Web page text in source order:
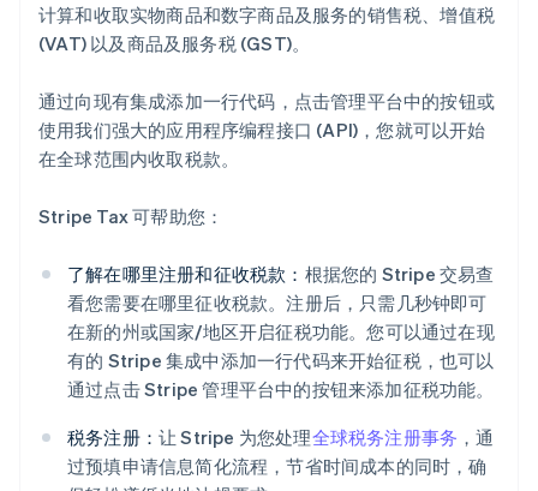
计算和收取实物商品和数字商品及服务的销售税、增值税
(VAT) 以及商品及服务税 (GST)。
通过向现有集成添加一行代码，点击管理平台中的按钮或
使用我们强大的应用程序编程接口 (API)，您就可以开始
在全球范围内收取税款。
Stripe Tax 可帮助您：
了解在哪里注册和征收税款： 根据您的 Stripe 交易查
看您需要在哪里征收税款。注册后，只需几秒钟即可
在新的州或国家/地区开启征税功能。您可以通过在现
有的 Stripe 集成中添加一行代码来开始征税，也可以
通过点击 Stripe 管理平台中的按钮来添加征税功能。
税务注册： 让 Stripe 为您处理全球税务注册事务 ，通
过预填申请信息简化流程，节省时间成本的同时，确